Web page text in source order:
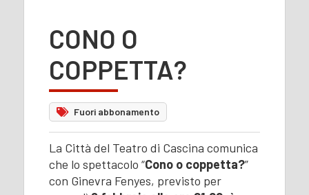
CONO O
COPPETTA?
Fuori abbonamento
La Città del Teatro di Cascina comunica
che lo spettacolo “Cono o coppetta?”
con Ginevra Fenyes, previsto per